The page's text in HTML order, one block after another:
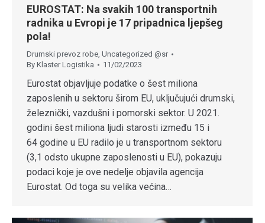
EUROSTAT: Na svakih 100 transportnih
radnika u Evropi je 17 pripadnica ljepšeg
pola!
Drumski prevoz robe, Uncategorized @sr
By Klaster Logistika 11/02/2023
Eurostat objavljuje podatke o šest miliona
zaposlenih u sektoru širom EU, uključujući drumski,
železnički, vazdušni i pomorski sektor. U 2021.
godini šest miliona ljudi starosti između 15 i
64 godine u EU radilo je u transportnom sektoru
(3,1 odsto ukupne zaposlenosti u EU), pokazuju
podaci koje je ove nedelje objavila agencija
Eurostat. Od toga su velika većina…